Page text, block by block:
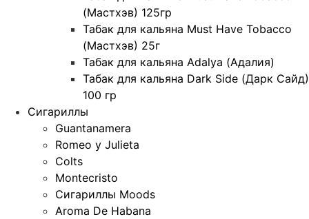
(Мастхэв) 125гр
Табак для кальяна Must Have Tobacco
(Мастхэв) 25г
Табак для кальяна Adalya (Адалия)
Табак для кальяна Dark Side (Дарк Сайд)
100 гр
Сигариллы
Guantanamera
Romeo y Julieta
Colts
Montecristo
Сигариллы Moods
Aroma De Habana